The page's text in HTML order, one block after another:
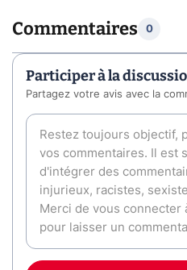
Commentaires 0
Participer à la
Partagez votre avis avec la